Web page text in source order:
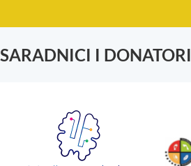
SARADNICI I DONATORI